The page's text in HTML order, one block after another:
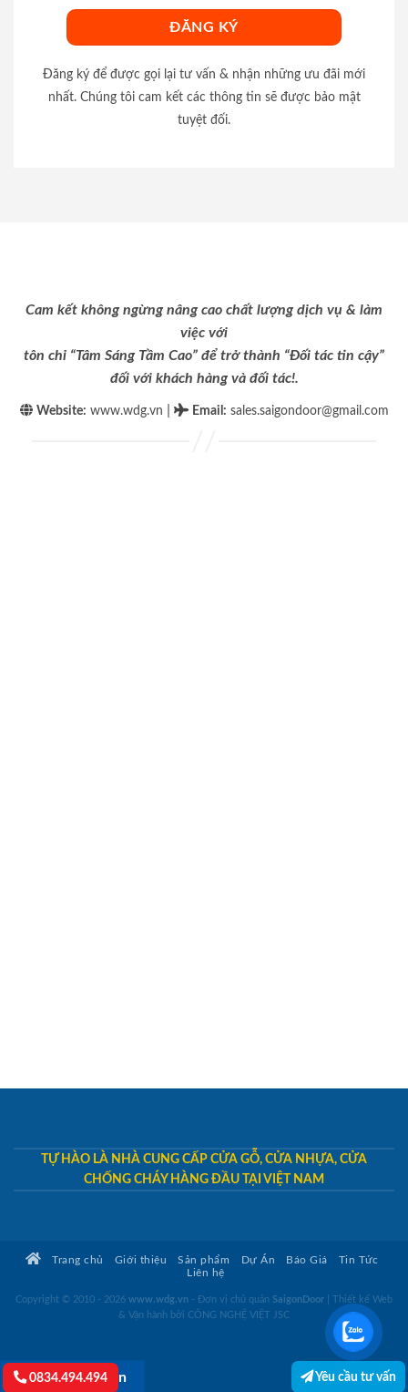
Đăng ký để được gọi lại tư vấn & nhận những ưu đãi mới
nhất. Chúng tôi cam kết các thông tin sẽ được bảo mật
tuyệt đối.
Cam kết không ngừng nâng cao chất lượng dịch vụ & làm
việc với
tôn chỉ “Tâm Sáng Tầm Cao” để trở thành “Đối tác tin cậy”
đối với khách hàng và đối tác!.
Website: www.wdg.vn Email : sales.saigondoor@gmail.com
TỰ HÀO LÀ NHÀ CUNG CẤP CỬA GỖ, CỬA NHỰA, CỬA
CHỐNG CHÁY HÀNG ĐẦU TẠI VIỆT NAM
Trang chủ Giới thiệu Sản phẩm Dự Án Báo Giá
Tin Tức
Liên hệ
Copyright © 2010 - 2026 www.wdg.vn - Đơn vị chủ quản SaigonDoor
Thiết kế Web
& Vận hành bởi CÔNG NGHỆ VIỆT JSC
Lightbox button
0834.494.494 Yêu cầu tư vấn